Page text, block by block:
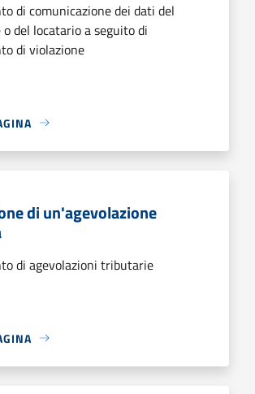
di comunicazione dei dati del
del locatario a seguito di
di violazione
di un'agevolazione
di agevolazioni tributarie